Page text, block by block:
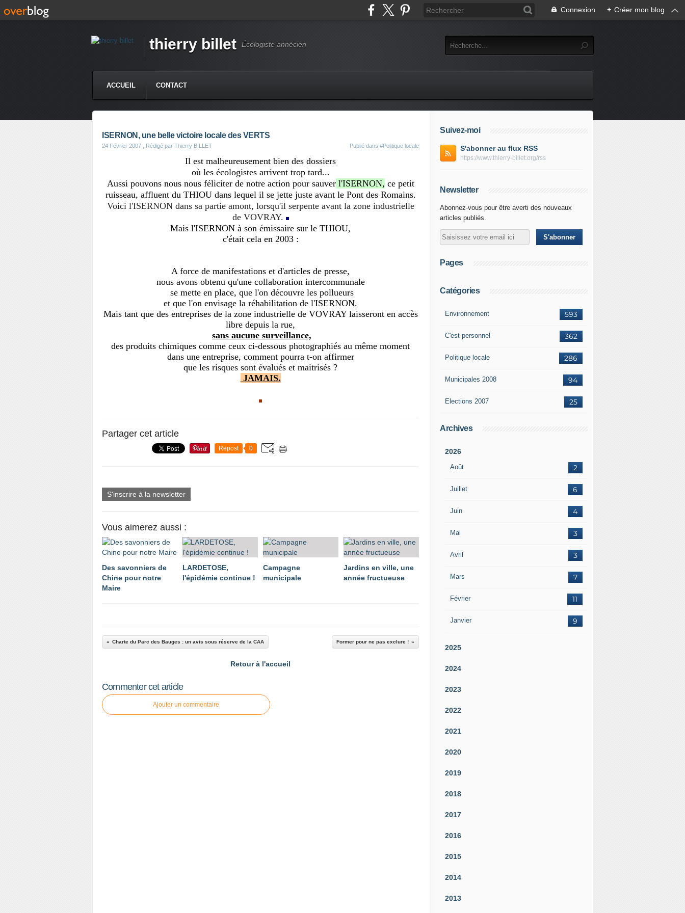
Connexion + Créer mon blog
thierry billet Écologiste annécien
ACCUEIL CONTACT
ISERNON, une belle victoire locale des VERTS
24 Février 2007 , Rédigé par Thierry BILLET Publié dans #Politique locale
Il est malheureusement bien des dossiers
où les écologistes arrivent trop tard...
Aussi pouvons nous nous féliciter de notre action pour sauverl'ISERNON, ce petit
ruisseau, affluent du THIOU dans lequel il se jette juste avant le Pont des Romains.
Voici l'ISERNON dans sa partie amont, lorsqu'il serpente avant la zone industrielle
de VOVRAY.
Mais l'ISERNON à son émissaire sur le THIOU,
c'était cela en 2003 :
A force de manifestations et d'articles de presse,
nous avons obtenu qu'une collaboration intercommunale
se mette en place, que l'on découvre les pollueurs
et que l'on envisage la réhabilitation de l'ISERNON.
Mais tant que des entreprises de la zone industrielle de VOVRAY laisseront en accès
libre depuis la rue,
sans aucune surveillance,
des produits chimiques comme ceux ci-dessous photographiés au même moment
dans une entreprise, comment pourra t-on affirmer
que les risques sont évalués et maitrisés ?
JAMAIS.
Partager cet article
Repost 0
S'inscrire à la newsletter
Vous aimerez aussi :
Des savonniers de
Chine pour notre
Maire
LARDETOSE,
l'épidémie continue !
Campagne
municipale
Jardins en ville, une
année fructueuse
Charte du Parc des Bauges : un avis sous réserve de la CAA Former pour ne pas exclure !
Retour à l'accueil
Commenter cet article
Ajouter un commentaire
Suivez-moi
S'abonner au flux RSS
https://www.thierry-billet.org/rss
Newsletter
Abonnez-vous pour être averti des nouveaux
articles publiés.
Pages
Catégories
593
Environnement
362
C'est personnel
286
Politique locale
94
Municipales 2008
25
Elections 2007
Archives
2026
Août 2
Juillet 6
Juin 4
Mai 3
Avril 3
Mars 7
Février 11
Janvier 9
2025
2024
2023
2022
2021
2020
2019
2018
2017
2016
2015
2014
2013